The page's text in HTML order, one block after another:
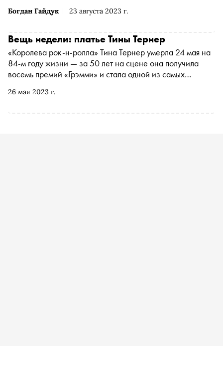
Богдан Гайдук 23 августа 2023 г.
26 мая 2023 г.
Вещь недели: платье Тины Тернер
«Королева рок-н-ролла» Тина Тернер умерла 24 мая на
84-м году жизни — за 50 лет на сцене она получила
восемь премий «Грэмми» и стала одной из самых
какой была карьера Тины Тернер и какой образ певицы